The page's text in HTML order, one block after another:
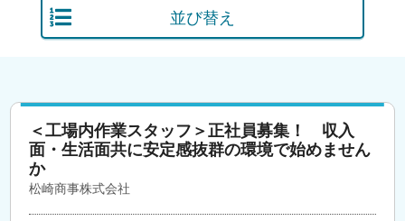
並び替え
＜工場内作業スタッフ＞正社員募集！ 収入
面・生活面共に安定感抜群の環境で始めません
か
松崎商事株式会社